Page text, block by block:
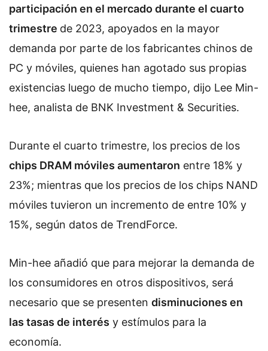
participación en el mercado durante el cuarto
trimestre de 2023, apoyados en la mayor
demanda por parte de los fabricantes chinos de
PC y móviles, quienes han agotado sus propias
existencias luego de mucho tiempo, dijo Lee Min-
hee, analista de BNK Investment & Securities.
Durante el cuarto trimestre, los precios de los
chips DRAM móviles aumentaron entre 18% y
23%; mientras que los precios de los chips NAND
móviles tuvieron un incremento de entre 10% y
15%, según datos de TrendForce.
Min-hee añadió que para mejorar la demanda de
los consumidores en otros dispositivos, será
necesario que se presenten disminuciones en
las tasas de interés y estímulos para la
economía.